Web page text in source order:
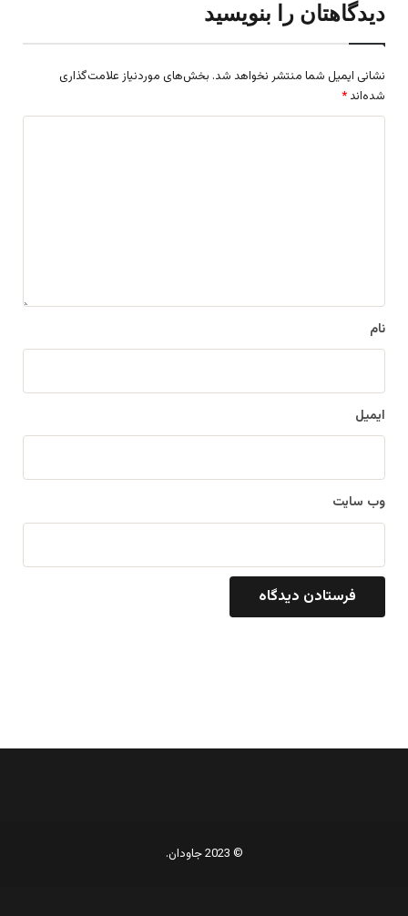
دیدگاهتان را بنویسید
نشانی ایمیل شما منتشر نخواهد شد. بخش‌های موردنیاز علامت‌گذاری
شده‌اند *
نام
ایمیل
وب‌ سایت
© 2023 جاودان.